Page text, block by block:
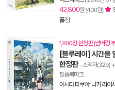
42,800원 (430원)
품절
1,800장 한정판 (넘버링
[블루레이] 시간을
한정판- 소책자(32p) +
필름북마크
이시다 타쿠야, 나카 리이